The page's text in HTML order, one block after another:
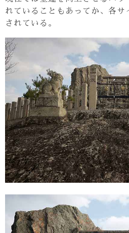
れていることもあってか、各サ
されている。